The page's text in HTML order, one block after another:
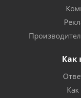
Как